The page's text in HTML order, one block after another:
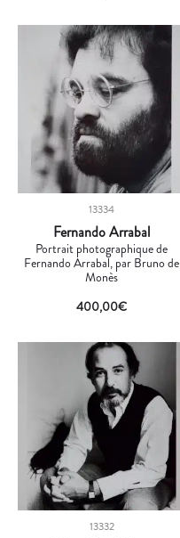
13334
Fernando Arrabal
Portrait photographique de
Fernando Arrabal, par Bruno de
Monès
400,00€
13332